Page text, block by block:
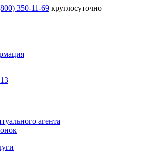
350-11-69 круглосуточно
агента